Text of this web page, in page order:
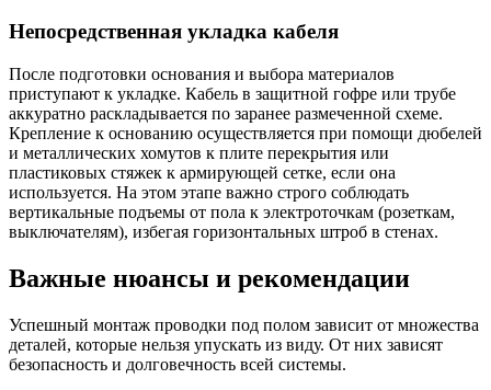
Непосредственная укладка кабеля
После подготовки основания и выбора материалов
приступают к укладке. Кабель в защитной гофре или трубе
аккуратно раскладывается по заранее размеченной схеме.
Крепление к основанию осуществляется при помощи дюбелей
и металлических хомутов к плите перекрытия или
пластиковых стяжек к армирующей сетке, если она
используется. На этом этапе важно строго соблюдать
вертикальные подъемы от пола к электроточкам (розеткам,
выключателям), избегая горизонтальных штроб в стенах.
Важные нюансы и рекомендации
Успешный монтаж проводки под полом зависит от множества
деталей, которые нельзя упускать из виду. От них зависят
безопасность и долговечность всей системы.